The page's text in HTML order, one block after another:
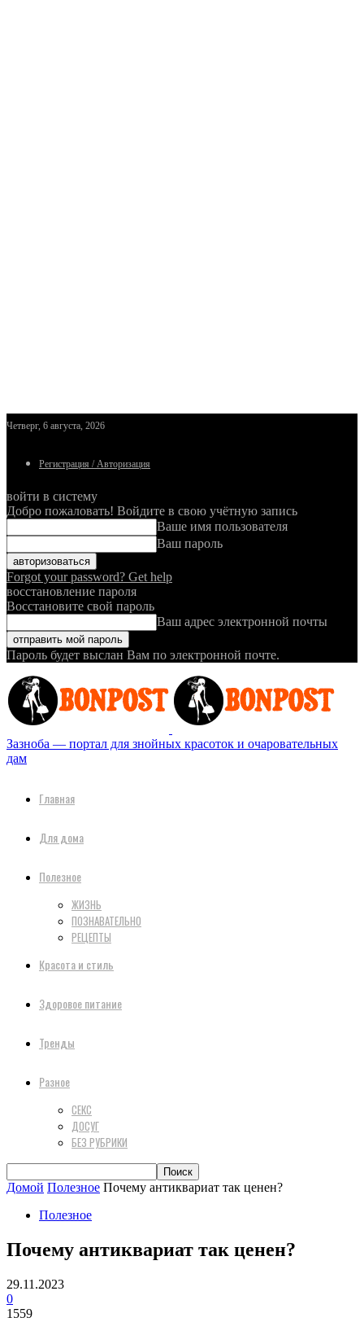
Четверг, 6 августа, 2026
Регистрация / Авторизация
войти в систему
Добро пожаловать! Войдите в свою учётную запись
Ваше имя пользователя
Ваш пароль
Forgot your password? Get help
восстановление пароля
Восстановите свой пароль
Ваш адрес электронной почты
Пароль будет выслан Вам по электронной почте.
Зазноба — портал для знойных красоток и очаровательных
дам
Главная
Для дома
Полезное
ЖИЗНЬ
ПОЗНАВАТЕЛЬНО
РЕЦЕПТЫ
Красота и стиль
Здоровое питание
Тренды
Разное
СЕКС
ДОСУГ
БЕЗ РУБРИКИ
Домой Полезное Почему антиквариат так ценен?
Полезное
Почему антиквариат так ценен?
29.11.2023
0
1559